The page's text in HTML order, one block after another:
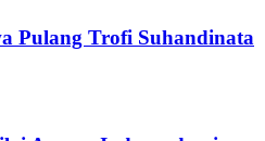
Pulang Trofi Suhandinata